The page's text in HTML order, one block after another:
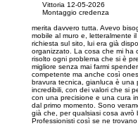
Vittoria 12-05-2026
Montaggio credenza
merita davvero tutta. Avevo
mobile al muro e, letteralmente
richiesta sul sito, lui era già
organizzato. La cosa che mi ha
risolto ogni problema che si è
migliore senza mai farmi
competente ma anche così
bravura tecnica, gianluca è una
incredibili, con dei valori che si
con una precisione e una cura
dal primo momento. Sono
già che, per qualsiasi cosa avrò
Professionisti così se ne trovano